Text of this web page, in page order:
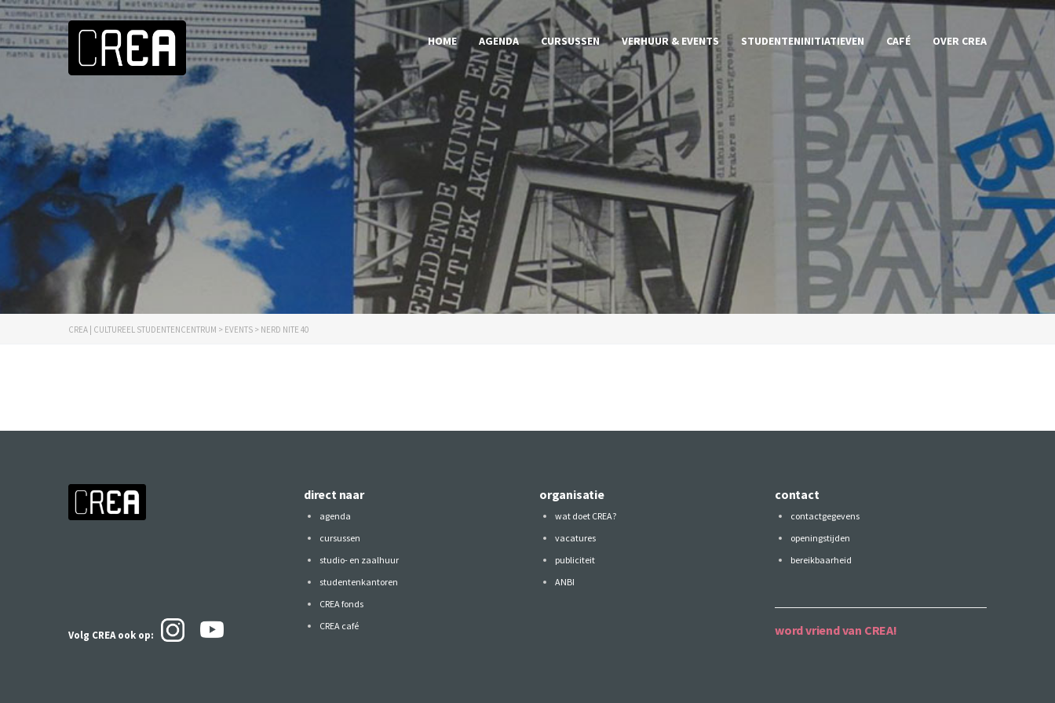
HOME AGENDA CURSUSSEN VERHUUR & EVENTS STUDENTENINITIATIEVEN CAFÉ OVER CREA
CREA | CULTUREEL STUDENTENCENTRUM > EVENTS > NERD NITE 40
Volg CREA ook op:
direct naar
agenda
cursussen
studio- en zaalhuur
studentenkantoren
CREA fonds
CREA café
organisatie
wat doet CREA?
vacatures
publiciteit
ANBI
contact
contactgegevens
openingstijden
bereikbaarheid
word vriend van CREA!